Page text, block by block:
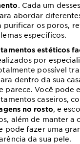
. Cada um
abordar
purificar os poros,
específicos.
estéticos
por
possível
dentro da sua
parece. Você pode
caseiros,
no rosto, e
além de manter a
pode fazer uma
da sua pele.